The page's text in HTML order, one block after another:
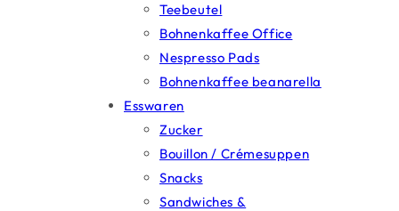
Teebeutel
Bohnenkaffee Office
Nespresso Pads
Bohnenkaffee beanarella
Esswaren
Zucker
Bouillon / Crémesuppen
Snacks
Sandwiches &